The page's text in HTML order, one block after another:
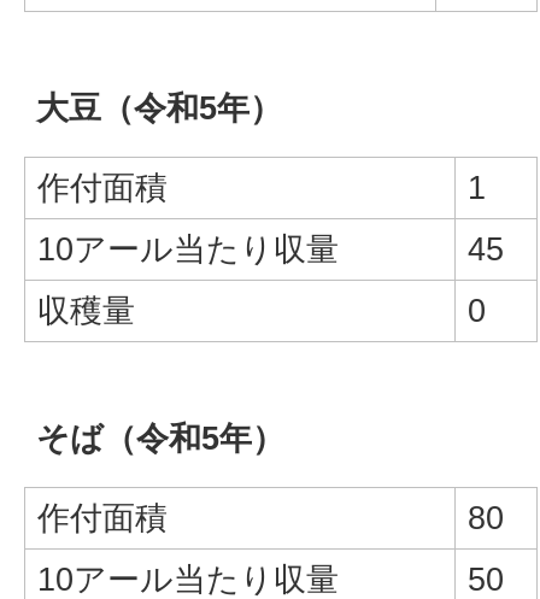
大豆（令和5年）
作付面積
1
10アール当たり収量
45
収穫量
0
そば（令和5年）
作付面積
80
10アール当たり収量
50